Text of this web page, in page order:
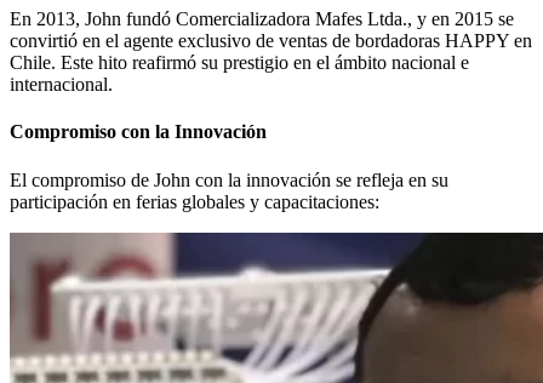
En 2013, John fundó Comercializadora Mafes Ltda., y en 2015 se
convirtió en el agente exclusivo de ventas de bordadoras HAPPY en
Chile. Este hito reafirmó su prestigio en el ámbito nacional e
internacional.
Compromiso con la Innovación
El compromiso de John con la innovación se refleja en su
participación en ferias globales y capacitaciones: